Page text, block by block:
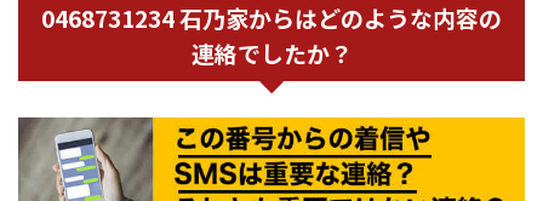
0468731234 石乃家からはどのような内容の
連絡でしたか？